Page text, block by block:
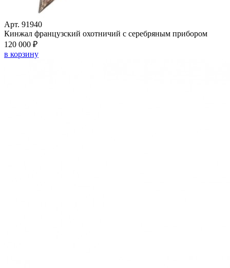
Арт. 91940
Кинжал французский охотничий с серебряным прибором
120 000 ₽
в корзину